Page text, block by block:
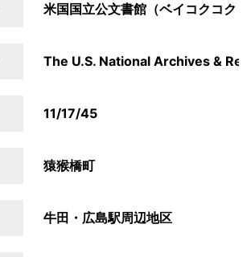
米国国立公文書館（ベイコクコク
The U.S. National Archives &
11/17/45
猿猴橋町
牛田・広島駅周辺地区